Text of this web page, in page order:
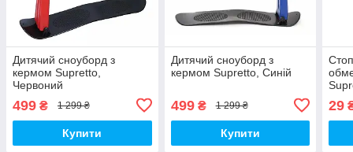
Дитячий сноуборд з
кермом Supretto,
Червоний
499 ₴ 1 299 ₴
Купити
Дитячий сноуборд з
кермом Supretto, Синій
499₴ 1 299 ₴
Купити
29